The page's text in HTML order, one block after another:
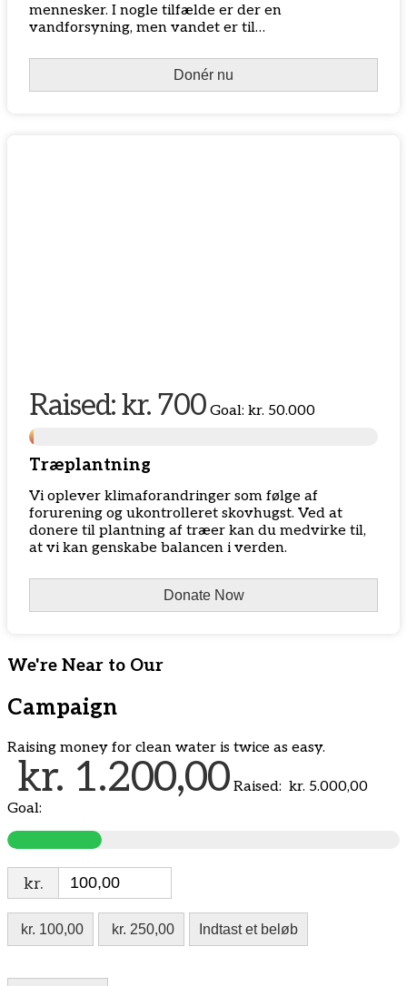
mennesker. I nogle tilfælde er der en
vandforsyning, men vandet er til…
Donér nu
Raised:kr. 700 Goal: kr. 50.000
Træplantning
Vi oplever klimaforandringer som følge af
forurening og ukontrolleret skovhugst. Ved at
donere til plantning af træer kan du medvirke til,
at vi kan genskabe balancen i verden.
Donate Now
We're Near to Our
Campaign
Raising money for clean water is twice as easy.
kr. 1.200,00 Raised: kr. 5.000,00
Goal:
kr.
kr. 100,00 kr. 250,00 Indtast et beløb